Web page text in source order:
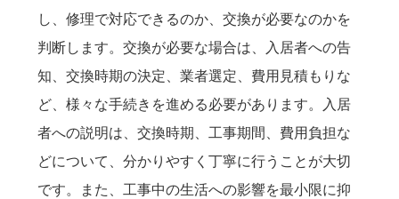
し、修理で対応できるのか、交換が必要なのかを
判断します。交換が必要な場合は、入居者への告
知、交換時期の決定、業者選定、費用見積もりな
ど、様々な手続きを進める必要があります。入居
者への説明は、交換時期、工事期間、費用負担な
どについて、分かりやすく丁寧に行うことが大切
です。また、工事中の生活への影響を最小限に抑